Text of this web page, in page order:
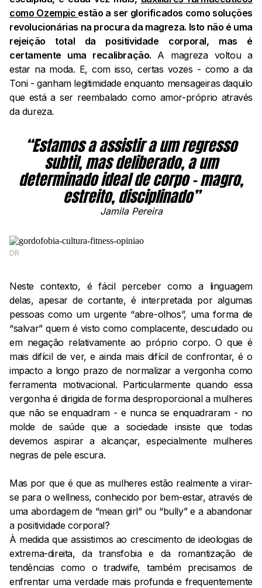
como Ozempic estão a ser glorificados como soluções
revolucionárias na procura da magreza. Isto não é uma
rejeição total da positividade corporal, mas é
certamente uma recalibração. A magreza voltou a
estar na moda. E, com isso, certas vozes - como a da
Toni - ganham legitimidade enquanto mensageiras daquilo
que está a ser reembalado como amor-próprio através
da dureza.
“Estamos a assistir a um regresso
subtil, mas deliberado, a um
determinado ideal de corpo - magro,
estreito, disciplinado”
Jamila Pereira
DR
Neste contexto, é fácil perceber como a linguagem
delas, apesar de cortante, é interpretada por algumas
pessoas como um urgente “abre-olhos”, uma forma de
“salvar” quem é visto como complacente, descuidado ou
em negação relativamente ao próprio corpo. O que é
mais difícil de ver, e ainda mais difícil de confrontar, é o
impacto a longo prazo de normalizar a vergonha como
ferramenta motivacional. Particularmente quando essa
vergonha é dirigida de forma desproporcional a mulheres
que não se enquadram - e nunca se enquadraram - no
molde de saúde que a sociedade insiste que todas
devemos aspirar a alcançar, especialmente mulheres
negras de pele escura.
Mas por que é que as mulheres estão realmente a virar-
se para o wellness, conhecido por bem-estar, através de
uma abordagem de “mean girl” ou “bully” e a abandonar
a positividade corporal?
À medida que assistimos ao crescimento de ideologias de
extrema-direita, da transfobia e da romantização de
tendências como o tradwife, também precisamos de
enfrentar uma verdade mais profunda e frequentemente